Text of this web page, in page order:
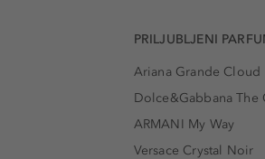
PRILJUBLJENI
Ariana Grande Cloud
Dolce&Gabbana The
ARMANI My Way
Versace Crystal Noir